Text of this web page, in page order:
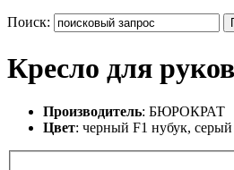
Поиск:
Кресло для
Производитель: БЮРОКРАТ
Цвет: черный F1 нубук,